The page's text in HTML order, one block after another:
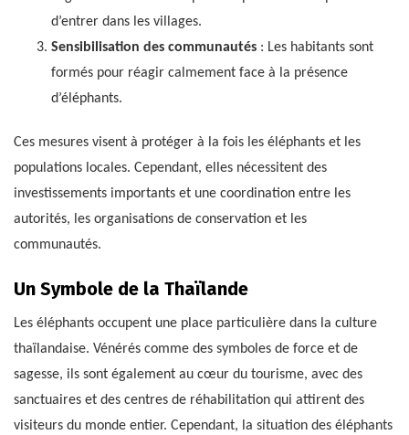
d’entrer dans les villages.
Sensibilisation des communautés: Les habitants sont
formés pour réagir calmement face à la présence
d’éléphants.
Ces mesures visent à protéger à la fois les éléphants et les
populations locales. Cependant, elles nécessitent des
investissements importants et une coordination entre les
autorités, les organisations de conservation et les
communautés.
Un Symbole de la Thaïlande
Les éléphants occupent une place particulière dans la culture
thaïlandaise. Vénérés comme des symboles de force et de
sagesse, ils sont également au cœur du tourisme, avec des
sanctuaires et des centres de réhabilitation qui attirent des
visiteurs du monde entier. Cependant, la situation des éléphants